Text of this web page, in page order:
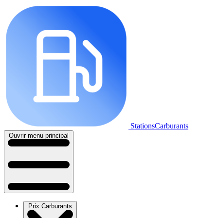
StationsCarburants
Ouvrir menu principal
Prix Carburants